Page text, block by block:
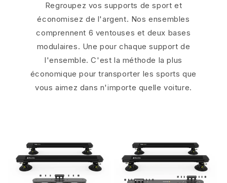
Regroupez vos supports de sport et
économisez de l'argent. Nos ensembles
comprennent 6 ventouses et deux bases
modulaires. Une pour chaque support de
l'ensemble. C'est la méthode la plus
économique pour transporter les sports que
vous aimez dans n'importe quelle voiture.